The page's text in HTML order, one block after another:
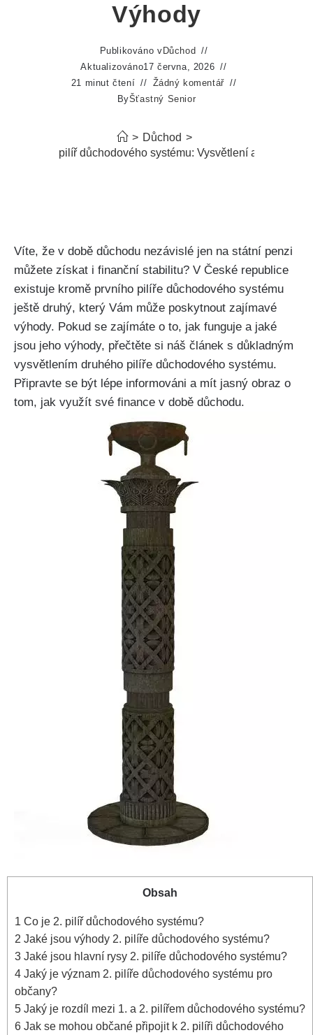
Výhody
Publikováno v Důchod
Aktualizováno17 června, 2026
21 minut čtení
Žádný komentář
ByŠťastný Senior
> Důchod >
Co je 2. pilíř důchodového systému: Vysvětlení a výhody
Víte, že v době důchodu nezávislé jen na státní penzi
můžete získat i finanční stabilitu? V České republice
existuje kromě prvního pilíře důchodového systému
ještě druhý, který Vám může poskytnout zajímavé
výhody. Pokud se zajímáte o to, jak funguje a jaké
jsou jeho výhody, přečtěte si náš článek s důkladným
vysvětlením druhého pilíře důchodového systému.
Připravte se být lépe informováni a mít jasný obraz o
tom, jak využít své finance v době důchodu.
Obsah
1 Co je 2. pilíř důchodového systému?
2 Jaké jsou výhody 2. pilíře důchodového systému?
3 Jaké jsou hlavní rysy 2. pilíře důchodového systému?
4 Jaký je význam 2. pilíře důchodového systému pro
občany?
5 Jaký je rozdíl mezi 1. a 2. pilířem důchodového systému?
6 Jak se mohou občané připojit k 2. pilíři důchodového